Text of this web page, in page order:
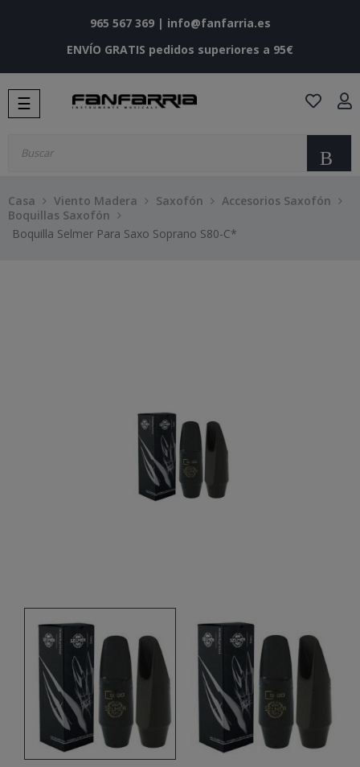
965 567 369| info@fanfarria.es
ENVÍO GRATIS pedidos superiores a 95€
Navegación
de
☰
Casa Viento Madera Saxofón
Accesorios Saxofón
Boquillas Saxofón
Boquilla Selmer Para Saxo Soprano S80-C*